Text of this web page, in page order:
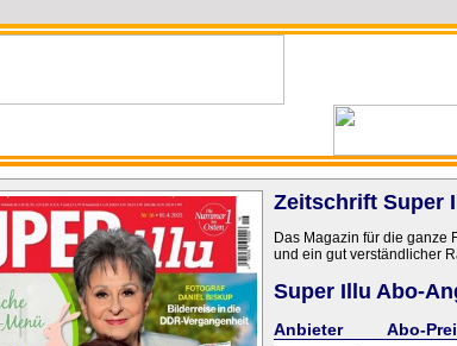
Zeitschrift Super
Das Magazin für die ganze
und ein gut verständlicher
Super Illu Abo-
Anbieter Abo-